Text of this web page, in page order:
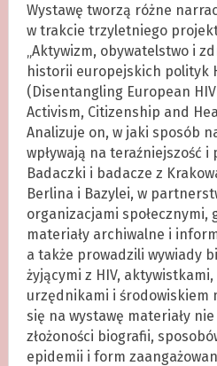
Wystawę tworzą różne
w trakcie trzyletniego
„Aktywizm, obywatelstwo i
historii europejskich polityk
(Disentangling European
Activism, Citizenship and
Analizuje on, w jaki sposób
wpływają na teraźniejszość i
Badaczki i badacze z
Berlina i Bazylei, w
organizacjami
materiały archiwalne i
a także prowadzili wywiady
żyjącymi z HIV,
urzędnikami i środowiskiem
się na wystawę materiały
złożoności biografii,
epidemii i form